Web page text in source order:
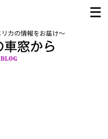
カの情報をお届け〜